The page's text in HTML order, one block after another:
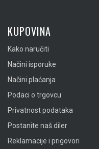
KUPOVINA
Kako naručiti
Načini isporuke
Načini plaćanja
Podaci o trgovcu
Privatnost podataka
Postanite naš diler
Reklamacije i prigovori